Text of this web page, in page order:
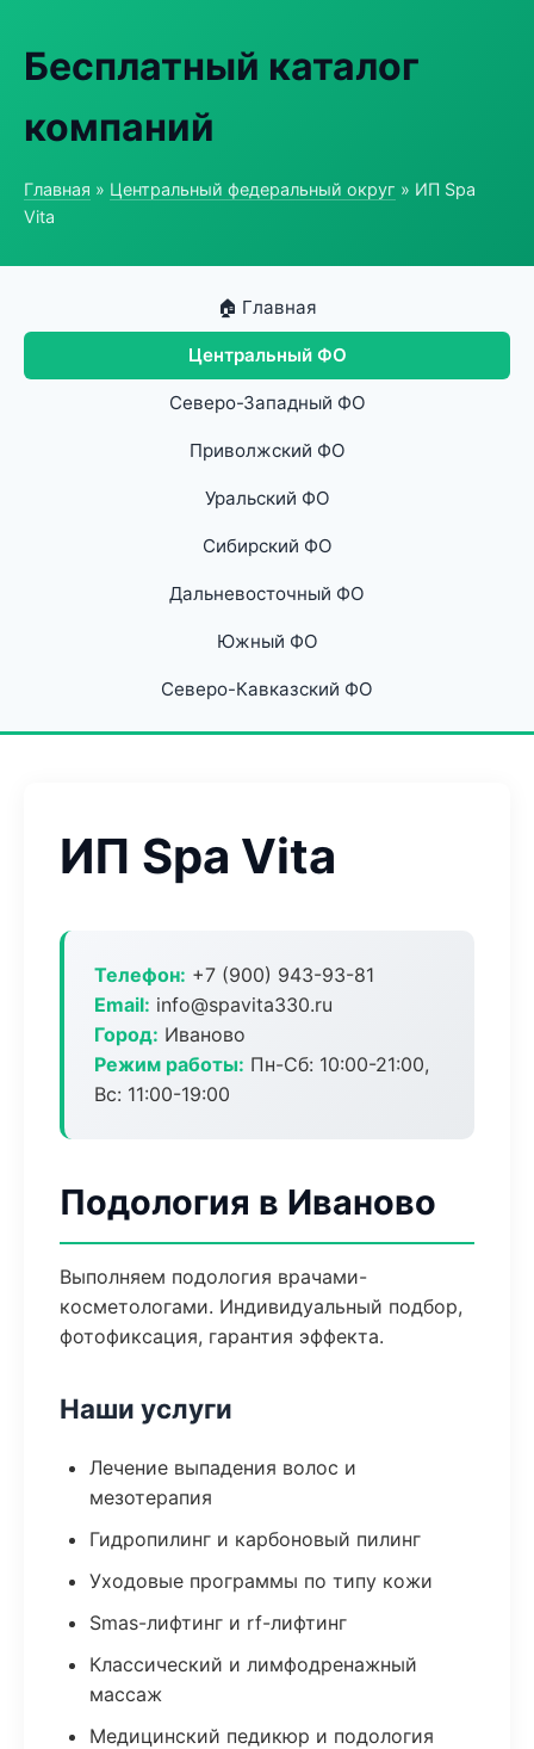
Бесплатный каталог
компаний
Главная » Центральный федеральный округ » ИП Spa
Vita
🏠 Главная
Центральный ФО
Северо-Западный ФО
Приволжский ФО
Уральский ФО
Сибирский ФО
Дальневосточный ФО
Южный ФО
Северо-Кавказский ФО
ИП Spa Vita
Телефон: +7 (900) 943-93-81
Email: info@spavita330.ru
Город: Иваново
Режим работы: Пн-Сб: 10:00-21:00,
Вс: 11:00-19:00
Подология в Иваново
Выполняем подология врачами-
косметологами. Индивидуальный подбор,
фотофиксация, гарантия эффекта.
Наши услуги
Лечение выпадения волос и
мезотерапия
Гидропилинг и карбоновый пилинг
Уходовые программы по типу кожи
Smas-лифтинг и rf-лифтинг
Классический и лимфодренажный
массаж
Медицинский педикюр и подология